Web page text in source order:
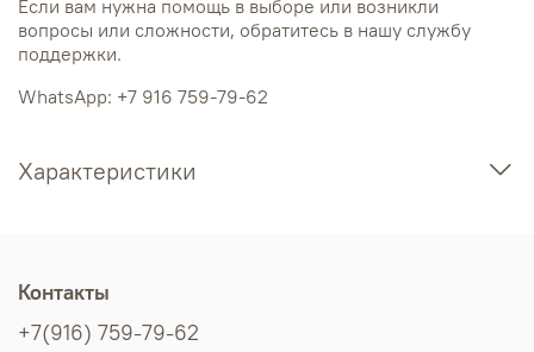
Если вам нужна помощь в выборе или возникли
вопросы или сложности, обратитесь в нашу службу
поддержки.
WhatsApp: +7 916 759-79-62
Характеристики
Контакты
+7(916) 759-79-62